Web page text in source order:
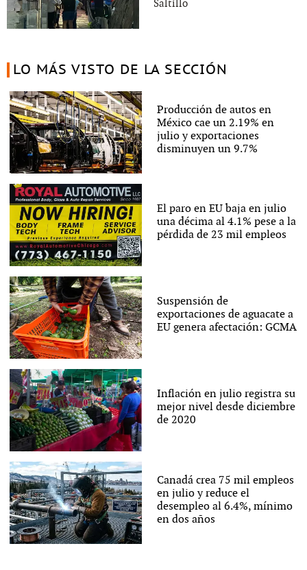
Saltillo
LO MÁS VISTO DE LA SECCIÓN
Producción de autos en
México cae un 2.19% en
julio y exportaciones
disminuyen un 9.7%
El paro en EU baja en julio
una décima al 4.1% pese a la
pérdida de 23 mil empleos
Suspensión de
exportaciones de aguacate a
EU genera afectación: GCMA
Inflación en julio registra su
mejor nivel desde diciembre
de 2020
Canadá crea 75 mil empleos
en julio y reduce el
desempleo al 6.4%, mínimo
en dos años